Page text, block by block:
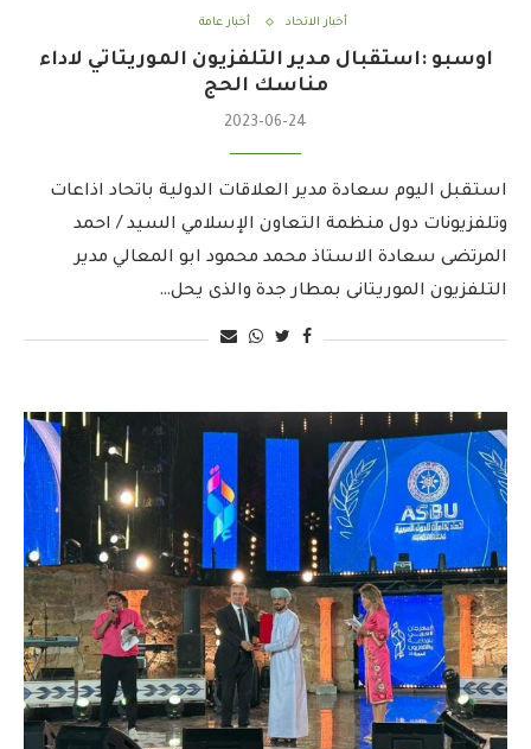
أخبار الاتحاد أخبار عامة
اوسبو :استقبال مدير التلفزيون الموريتاتي لاداء
مناسك الحج
2023-06-24
استقبل اليوم سعادة مدير العلاقات الدولية باتحاد اذاعات
وتلفزيونات دول منظمة التعاون الإسلامي السيد / احمد
المرتضى سعادة الاستاذ محمد محمود ابو المعالي مدير
التلفزيون الموريتانى بمطار جدة والذى يحل…